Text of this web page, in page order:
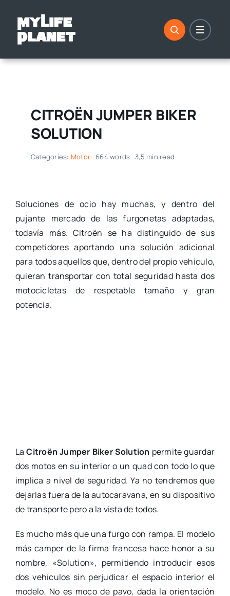
contenido
CITROËN JUMPER BIKER
SOLUTION
Categories: Motor 664 words 3,5 min read
Soluciones de ocio hay muchas, y dentro del
pujante mercado de las furgonetas adaptadas,
todavía más. Citroën se ha distinguido de sus
competidores aportando una solución adicional
para todos aquellos que, dentro del propio vehículo,
quieran transportar con total seguridad hasta dos
motocicletas de respetable tamaño y gran
potencia.
LaCitroën Jumper Biker Solution permite guardar
dos motos en su interior o un quad con todo lo que
implica a nivel de seguridad. Ya no tendremos que
dejarlas fuera de la autocaravana, en su dispositivo
de transporte pero a la vista de todos.
Es mucho más que una furgo con rampa. El modelo
más camper de la firma francesa hace honor a su
nombre, «Solution», permitiendo introducir esos
dos vehículos sin perjudicar el espacio interior el
modelo. No es moco de pavo, dada la orientación